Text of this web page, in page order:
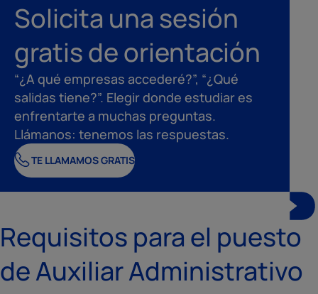
Solicita una sesión
gratis de orientación
“¿A qué empresas accederé?”, “¿Qué
salidas tiene?”. Elegir donde estudiar es
enfrentarte a muchas preguntas.
Llámanos: tenemos las respuestas.
TE LLAMAMOS GRATIS
Requisitos para el puesto
de Auxiliar Administrativo